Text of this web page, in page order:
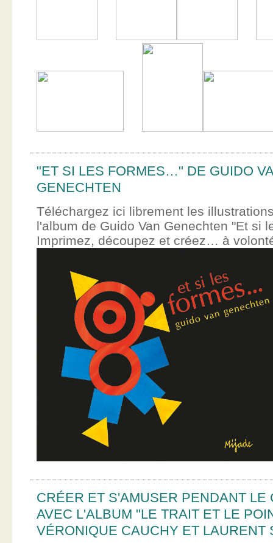
"ET SI LES FORMES…" DE GUIDO
GENECHTEN
Téléchargez ici librement les
l'album de Guido Van Genechten "Et si
Imprimez, découpez et créez… à
CRÉER ET S'AMUSER PENDANT LE
AVEC L'ALBUM "LE TRAIT ET LE
VÉRONIQUE CAUCHY ET LAURENT